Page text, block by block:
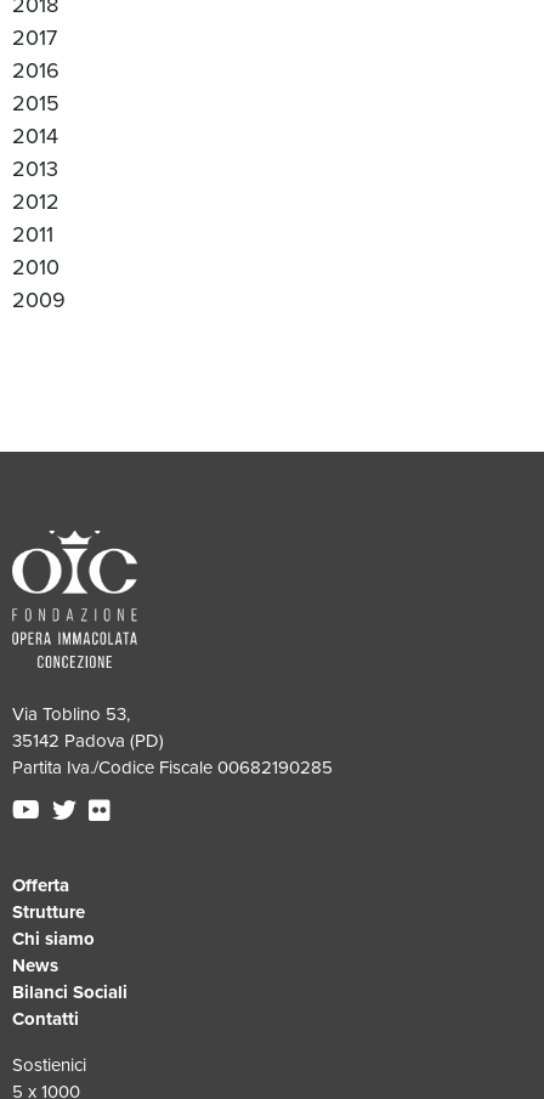
2017
2016
2015
2014
2013
2012
2011
2010
2009
Via Toblino 53,
35142 Padova (PD)
Partita Iva./Codice Fiscale 00682190285
Offerta
Strutture
Chi siamo
News
Bilanci Sociali
Contatti
Sostienici
5 x 1000